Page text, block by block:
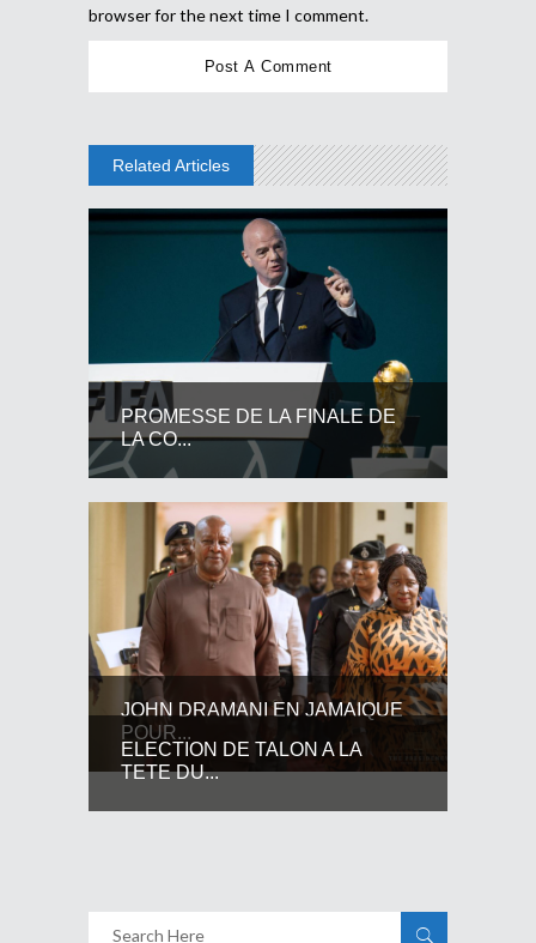
browser for the next time I comment.
Related Articles
PROMESSE DE LA FINALE DE
LA CO...
JOHN DRAMANI EN JAMAIQUE
POUR...
ELECTION DE TALON A LA
TETE DU...